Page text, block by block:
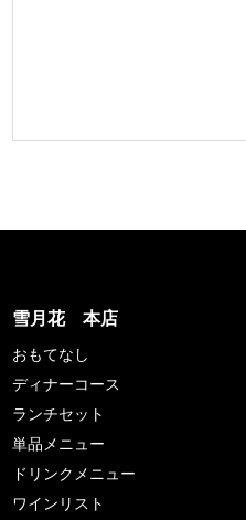
雪月花 本店
おもてなし
ディナーコース
ランチセット
単品メニュー
ドリンクメニュー
ワインリスト